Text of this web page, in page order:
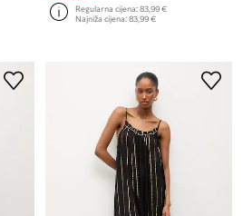
Regularna cijena:83,99 €
Najniža cijena:83,99 €